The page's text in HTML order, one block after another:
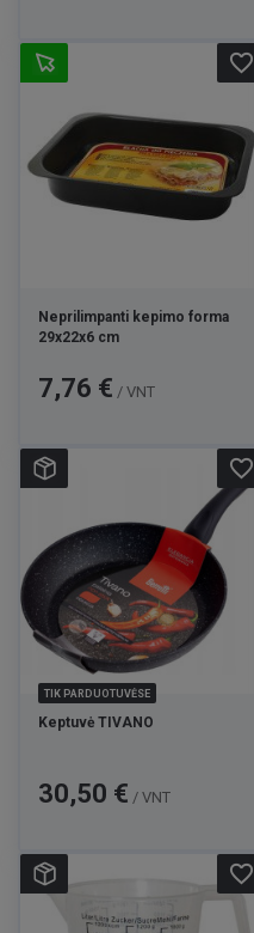
Neprilimpanti kepimo forma
29x22x6 cm
Kaina
7,76 € / VNT
favorite_border
TIK PARDUOTUVĖSE
Keptuvė TIVANO
Kaina
30,50 € / VNT
favorite_border
favorite_border